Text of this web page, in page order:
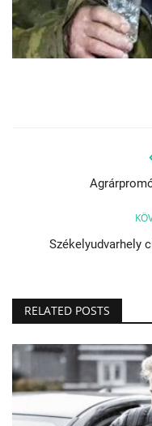
Székelyudvarhely
RELATED POSTS